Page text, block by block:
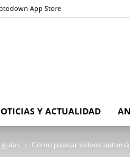
App Store
Y ACTUALIDAD
Cómo pausar vídeos